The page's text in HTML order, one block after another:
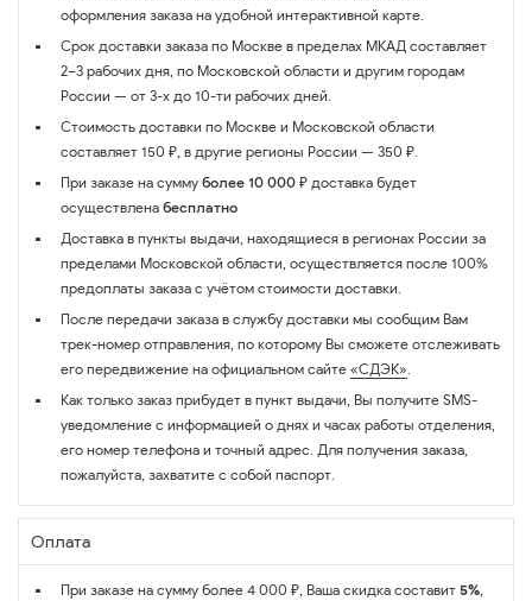
оформления заказа на удобной интерактивной карте.
Срок доставки заказа по Москве в пределах МКАД составляет
2–3 рабочих дня, по Московской области и другим городам
России — от 3-х до 10-ти рабочих дней.
Стоимость доставки по Москве и Московской области
составляет 150 ₽, в другие регионы России — 350 ₽.
При заказе на сумму более 10 000 ₽ доставка будет
осуществлена бесплатно
Доставка в пункты выдачи, находящиеся в регионах России за
пределами Московской области, осуществляется после 100%
предоплаты заказа с учётом стоимости доставки.
После передачи заказа в службу доставки мы сообщим Вам
трек-номер отправления, по которому Вы сможете отслеживать
его передвижение на официальном сайте «СДЭК».
Как только заказ прибудет в пункт выдачи, Вы получите SMS-
уведомление с информацией о днях и часах работы отделения,
его номер телефона и точный адрес. Для получения заказа,
пожалуйста, захватите с собой паспорт.
Оплата
При заказе на сумму более 4 000 ₽, Ваша скидка составит 5%,